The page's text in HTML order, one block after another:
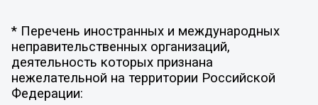
* Перечень иностранных и международных
неправительственных организаций,
деятельность которых признана
нежелательной на территории Российской
Федерации: